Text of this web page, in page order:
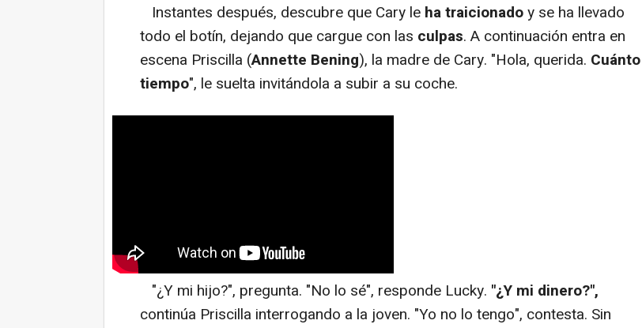
Instantes después, descubre que Cary le ha traicionadoy se ha llevado
todo el botín, dejando que cargue con las culpas. A continuación entra en
escena Priscilla (Annette Bening), la madre de Cary. "Hola, querida. Cuánto
tiempo", le suelta invitándola a subir a su coche.
"¿Y mi hijo?", pregunta. "No lo sé", responde Lucky. "¿Y mi dinero?",
continúa Priscilla interrogando a la joven. "Yo no lo tengo", contesta. Sin